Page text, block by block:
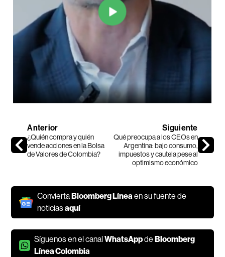
Anterior
¿Quién compra y quién
vende acciones en la Bolsa
de Valores de Colombia?
Siguiente
Qué preocupa a los CEOs en
Argentina: bajo consumo,
impuestos y cautela pese al
optimismo económico
ConviertaBloomberg Líneaen su fuente de
noticiasaquí
Síguenos en el canalWhatsAppdeBloomberg
Línea Colombia